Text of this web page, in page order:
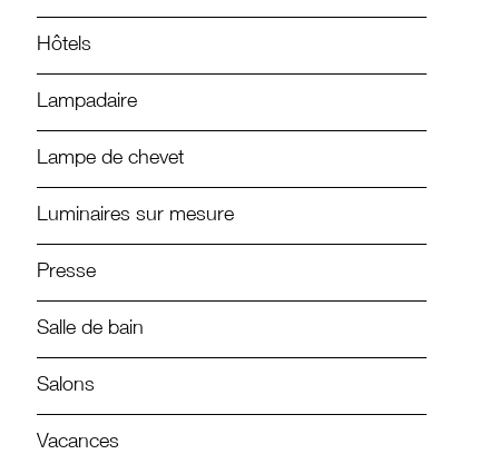
Hôtels
Lampadaire
Lampe de chevet
Luminaires sur mesure
Presse
Salle de bain
Salons
Vacances